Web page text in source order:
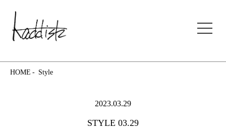
kaddish development store
HOME Style
2023.03.29
STYLE 03.29